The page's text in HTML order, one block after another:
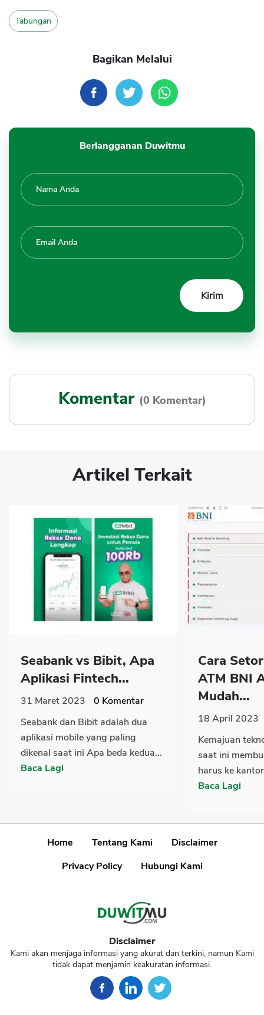
Tabungan
Bagikan Melalui
Berlangganan Duwitmu
Komentar (0 Komentar)
Artikel Terkait
Seabank vs Bibit, Apa
Aplikasi Fintech...
31 Maret 2023 0 Komentar
Seabank dan Bibit adalah dua
aplikasi mobile yang paling
dikenal saat ini Apa beda kedua...
Baca Lagi
Cara
ATM BNI
Mudah...
18 April 2023
Kemajuan
saat ini
harus ke
Baca Lagi
Home Tentang Kami
Disclaimer
Privacy Policy
Hubungi Kami
Disclaimer
Kami akan menjaga informasi yang akurat dan terkini, namun Kami
tidak dapat menjamin keakuratan informasi.